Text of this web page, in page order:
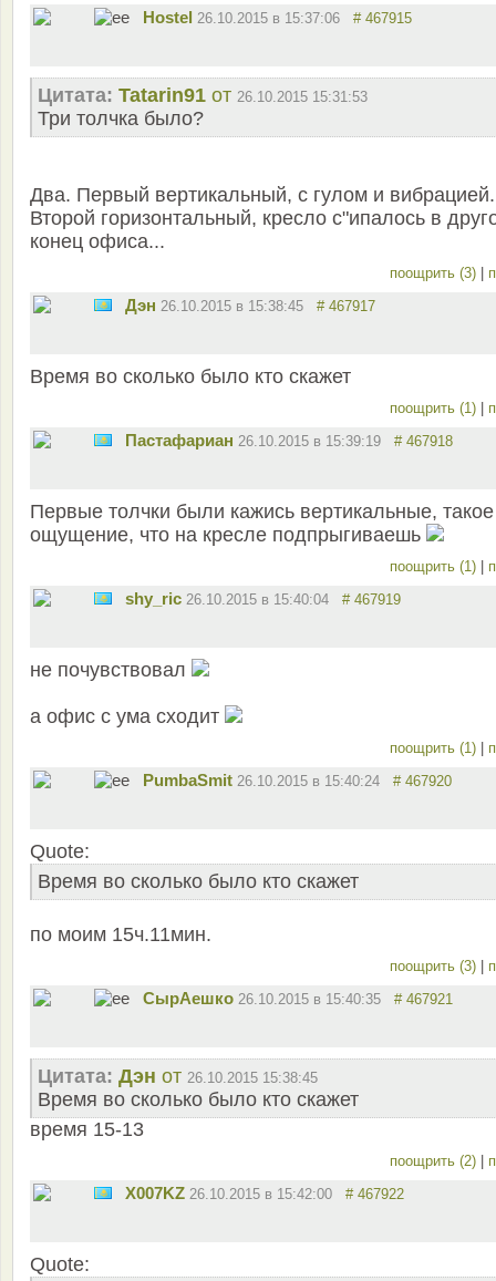
Hostel 26.10.2015 в 15:37:06 # 467915
Цитата: Tatarin91 от 26.10.2015 15:31:53
Три толчка было?
Два. Первый вертикальный, с гулом и вибрацией.
Второй горизонтальный, кресло с"ипалось в
конец офиса...
поощрить (3) |
Дэн 26.10.2015 в 15:38:45 # 467917
Время во сколько было кто скажет
поощрить (1) |
Пастафариан 26.10.2015 в 15:39:19 # 467918
Первые толчки были кажись вертикальные, такое
ощущение, что на кресле подпрыгиваешь
поощрить (1) |
shy_ric 26.10.2015 в 15:40:04 # 467919
не почувствовал
а офис с ума сходит
поощрить (1) |
PumbaSmit 26.10.2015 в 15:40:24 # 467920
Quote:
Время во сколько было кто скажет
по моим 15ч.11мин.
поощрить (3) |
СырАешко 26.10.2015 в 15:40:35 # 467921
Цитата: Дэн от 26.10.2015 15:38:45
Время во сколько было кто скажет
время 15-13
поощрить (2) |
X007KZ 26.10.2015 в 15:42:00 # 467922
Quote: